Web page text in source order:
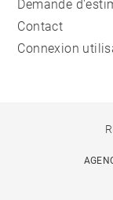
Demande
Contact
Connexion